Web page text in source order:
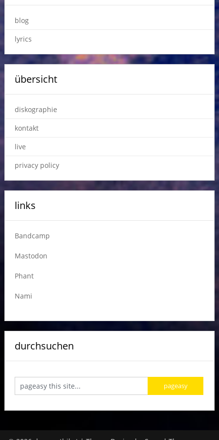
blog
lyrics
übersicht
diskographie
kontakt
live
privacy policy
links
Bandcamp
Mastodon
Phant
Nami
durchsuchen